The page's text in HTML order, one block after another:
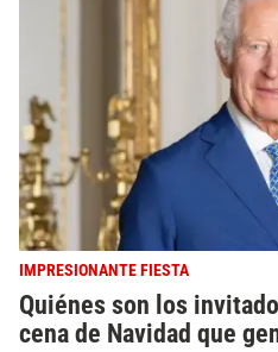
IMPRESIONANTE FIESTA
Quiénes son los
cena de Navidad que